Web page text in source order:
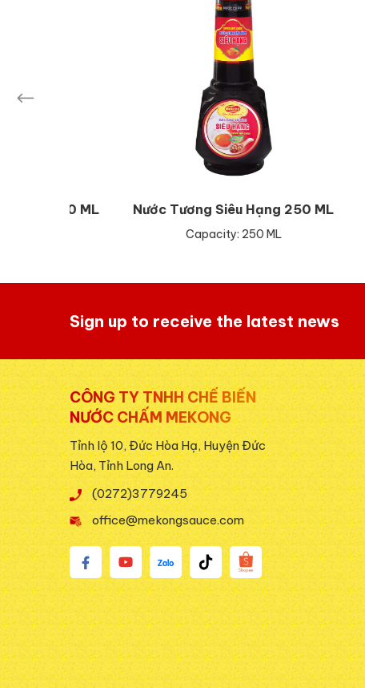
Nước Tương Siêu Hạng 250 ML
Capacity: 250 ML
Nước
Sign up to receive the latest news
CÔNG TY TNHH CHẾ BIẾN
NƯỚC CHẤM MEKONG
Tỉnh lộ 10, Đức Hòa Hạ, Huyện Đức
Hòa, Tỉnh Long An.
(0272)3779245
office@mekongsauce.com